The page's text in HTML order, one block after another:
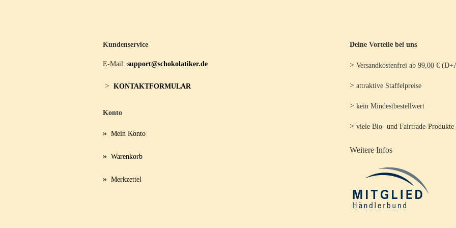
Kundenservice
E-Mail: support@schokolatiker.de
> KONTAKTFORMULAR
Konto
» Mein Konto
» Warenkorb
» Merkzettel
Deine Vorteile bei uns
> Versandkostenfrei ab 99,00 €
> attraktive Staffelpreise
> kein Mindestbestellwert
> viele Bio- und Fairtrade-Produkte
Weitere Infos